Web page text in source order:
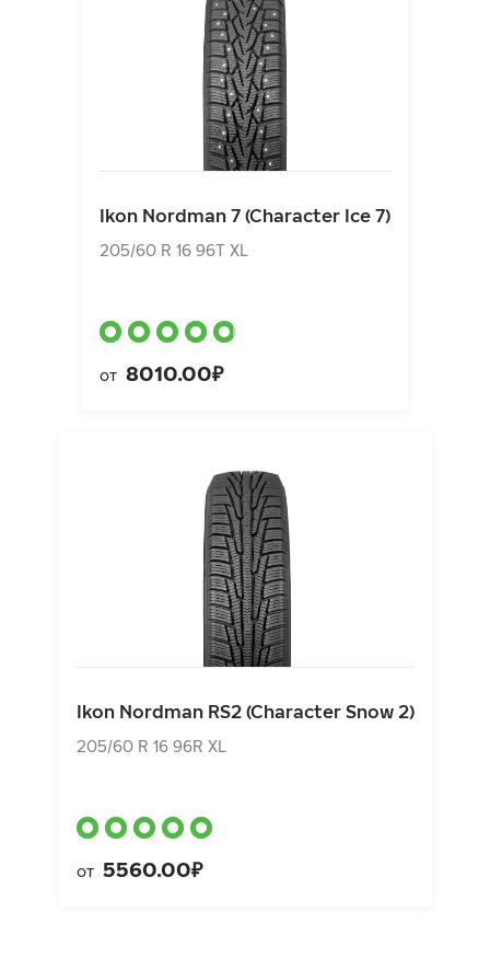
Ikon Nordman 7 (Character Ice 7)
205/60 R 16 96T XL
от 8010.00₽
Ikon Nordman RS2 (Character Snow 2)
205/60 R 16 96R XL
от 5560.00₽
Ikon Nordman 7 (Character Ice 7)
205/60 R 16 96T XL
от8010.00₽
Ikon Nordman RS2 (Character Snow 2)
205/60 R 16 96R XL
от5560.00₽